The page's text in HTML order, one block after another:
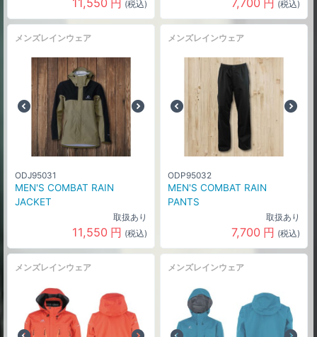
(税込) (税込)
メンズレインウェア
ODJ95031
MEN'S COMBAT RAIN
JACKET
取扱あり
11,550 円 (税込)
メンズレインウェア
ODP95032
MEN'S COMBAT RAIN
PANTS
取扱あり
7,700 円 (税込)
メンズレインウェア メンズレインウェア